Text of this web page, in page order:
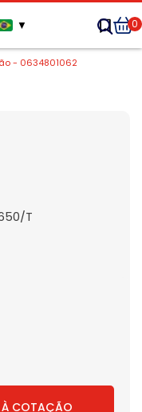
▼ 0
- 0634801062
T
COTAÇÃO